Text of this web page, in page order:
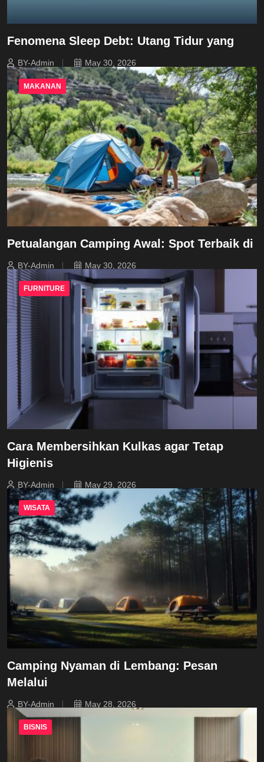
Fenomena Sleep Debt: Utang Tidur yang
BY-Admin May 30, 2026
MAKANAN
Petualangan Camping Awal: Spot Terbaik di
BY-Admin May 30, 2026
FURNITURE
Cara Membersihkan Kulkas agar Tetap
Higienis
BY-Admin May 29, 2026
WISATA
Camping Nyaman di Lembang: Pesan
Melalui
BY-Admin May 28, 2026
BISNIS